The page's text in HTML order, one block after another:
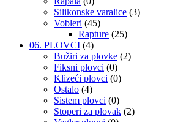
Silikonske varalice (3)
Vobleri (45)
Rapture (25)
06. PLOVCI (4)
Bužiri za plovke (2)
Fiksni plovci (0)
Klizeći plovci (0)
Ostalo (4)
Sistem plovci (0)
Stoperi za plovak (2)